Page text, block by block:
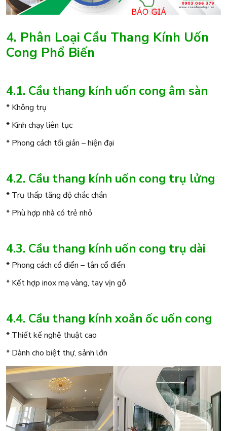
4. Phân Loại Cầu Thang Kính Uốn
Cong Phổ Biến
4.1. Cầu thang kính uốn cong âm sàn
* Không trụ
* Kính chạy liên tục
* Phong cách tối giản – hiện đại
4.2. Cầu thang kính uốn cong trụ lửng
* Trụ thấp tăng độ chắc chắn
* Phù hợp nhà có trẻ nhỏ
4.3. Cầu thang kính uốn cong trụ dài
* Phong cách cổ điển – tân cổ điển
* Kết hợp inox mạ vàng, tay vịn gỗ
4.4. Cầu thang kính xoắn ốc uốn cong
* Thiết kế nghệ thuật cao
* Dành cho biệt thự, sảnh lớn